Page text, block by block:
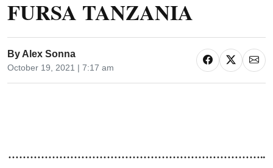
FURSA TANZANIA
By Alex Sonna
October 19, 2021 | 7:17 am
……………………………………………………………..